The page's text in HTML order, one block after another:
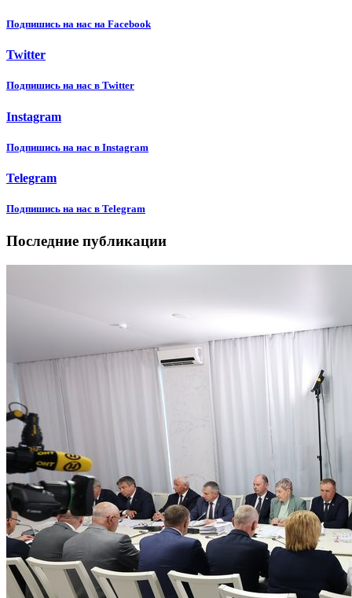
Подпишиcь на нас на Facebook
Twitter
Подпишиcь на нас в Twitter
Instagram
Подпишиcь на нас в Instagram
Telegram
Подпишиcь на нас в Telegram
Последние публикации